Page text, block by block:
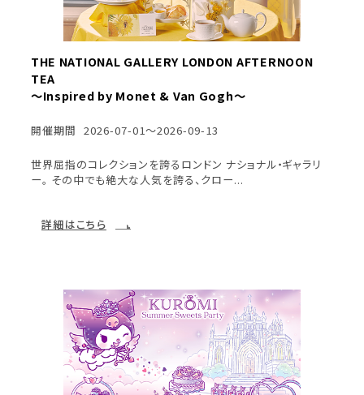
THE NATIONAL GALLERY LONDON AFTERNOON
TEA
～Inspired by Monet & Van Gogh～
開催期間 2026-07-01～2026-09-13
世界屈指のコレクションを誇るロンドン ナショナル・ギャラリ
ー。 その中でも絶大な人気を誇る、クロー...
詳細はこちら